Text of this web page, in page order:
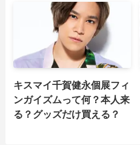
キスマイ千賀健永個展フィ
ンガイズムって何？本人来
る？グッズだけ買える？